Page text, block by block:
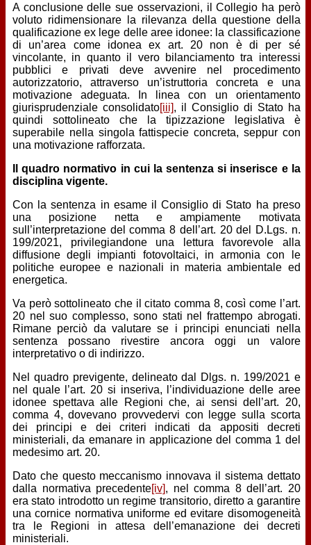
A conclusione delle sue osservazioni, il Collegio ha però
voluto ridimensionare la rilevanza della questione della
qualificazione ex lege delle aree idonee: la classificazione
di un’area come idonea ex art. 20 non è di per sé
vincolante, in quanto il vero bilanciamento tra interessi
pubblici e privati deve avvenire nel procedimento
autorizzatorio, attraverso un’istruttoria concreta e una
motivazione adeguata. In linea con un orientamento
giurisprudenziale consolidato[iii], il Consiglio di Stato ha
quindi sottolineato che la tipizzazione legislativa è
superabile nella singola fattispecie concreta, seppur con
una motivazione rafforzata.
Il quadro normativo in cui la sentenza si inserisce e la
disciplina vigente.
Con la sentenza in esame il Consiglio di Stato ha preso
una posizione netta e ampiamente motivata
sull’interpretazione del comma 8 dell’art. 20 del D.Lgs. n.
199/2021, privilegiandone una lettura favorevole alla
diffusione degli impianti fotovoltaici, in armonia con le
politiche europee e nazionali in materia ambientale ed
energetica.
Va però sottolineato che il citato comma 8, così come l’art.
20 nel suo complesso, sono stati nel frattempo abrogati.
Rimane perciò da valutare se i principi enunciati nella
sentenza possano rivestire ancora oggi un valore
interpretativo o di indirizzo.
Nel quadro previgente, delineato dal Dlgs. n. 199/2021 e
nel quale l’art. 20 si inseriva, l’individuazione delle aree
idonee spettava alle Regioni che, ai sensi dell’art. 20,
comma 4, dovevano provvedervi con legge sulla scorta
dei principi e dei criteri indicati da appositi decreti
ministeriali, da emanare in applicazione del comma 1 del
medesimo art. 20.
Dato che questo meccanismo innovava il sistema dettato
dalla normativa precedente[iv], nel comma 8 dell’art. 20
era stato introdotto un regime transitorio, diretto a garantire
una cornice normativa uniforme ed evitare disomogeneità
tra le Regioni in attesa dell’emanazione dei decreti
ministeriali.